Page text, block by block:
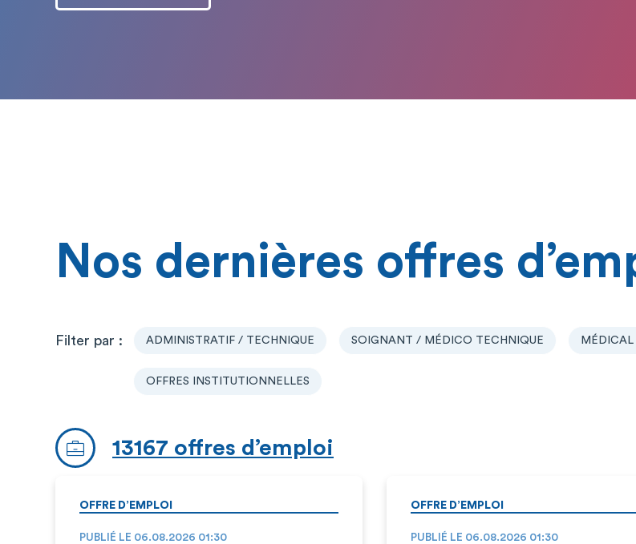
Nos dernières offres
ADMINISTRATIF / TECHNIQUE SOIGNANT / MÉDICO TECHNIQUE
OFFRES INSTITUTIONNELLES
13167 offres d’emploi
OFFRE D’EMPLOI
PUBLIÉ LE 06.08.2026 01:30
OFFRE D’EMPLOI
PUBLIÉ LE 06.08.2026 01:30